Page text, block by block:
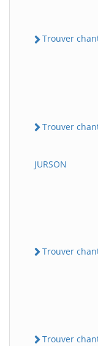
Trouver
Trouver
JURSON
Trouver
Trouver